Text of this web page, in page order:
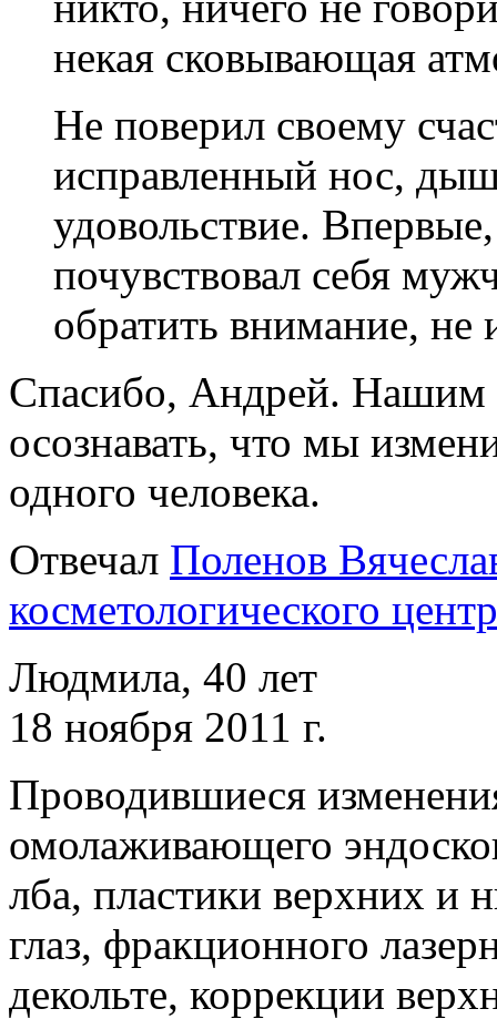
некая сковывающая
Не поверил своему
исправленный нос,
удовольствие.
почувствовал себя
обратить внимание, не
Спасибо, Андрей. Нашим
осознавать, что мы
одного человека.
Отвечал Поленов
косметологического
Людмила, 40 лет
18 ноября 2011 г.
Проводившиеся
омолаживающего
лба, пластики верхних и
глаз, фракционного
декольте, коррекции